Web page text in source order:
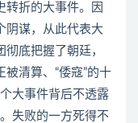
折的大事件。因
阴谋，从此代表大
底把握了朝廷，
清算、“倭寇”的十
大事件背后不透露
失败的一方死得不